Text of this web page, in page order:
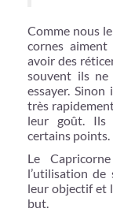
Comme nous
cornes
avoir des
souvent ils ne
essayer.
très
leur goût. Ils
certains points.
Le
l’utilisation de
leur objectif et
but.